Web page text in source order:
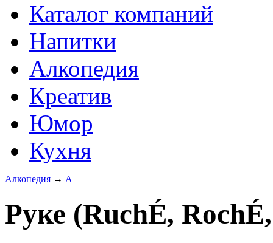
Каталог компаний
Напитки
Алкопедия
Креатив
Юмор
Кухня
Алкопедия → А
Руке (RuchÉ,